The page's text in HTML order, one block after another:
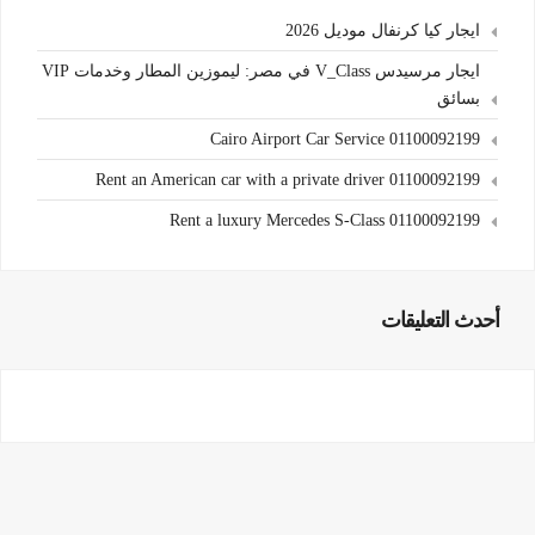
ايجار كيا كرنفال موديل 2026
ايجار مرسيدس V_Class في مصر: ليموزين المطار وخدمات VIP
بسائق
Cairo Airport Car Service 01100092199
Rent an American car with a private driver 01100092199
Rent a luxury Mercedes S-Class 01100092199
أحدث التعليقات